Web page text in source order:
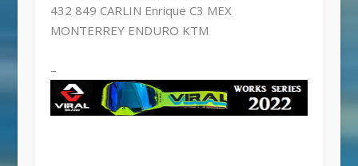
432 849 CARLIN Enrique C3 MEX
MONTERREY ENDURO KTM
–